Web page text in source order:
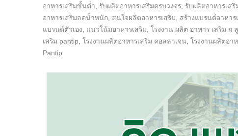
อาหารเสริมขั้นต่ำ
รับผลิตอาหารเสริมครบวงจร รับผลิตอาหารเส
อาหารเสริมลดน้ำหนัก สนใจผลิตอาหารเสริม สร้างแบรนด์อาหาร
แบรนด์ตัวเอง
แนวโน้มอาหารเสริม โรงงาน ผลิต อาหาร เสริม ก
เสริม pantip โรงงานผลิตอาหารเสริม คอลลาเจน โรงงานผลิตอา
Pantip